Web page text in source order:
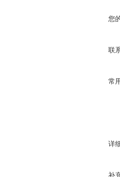
您
联
常
详
补